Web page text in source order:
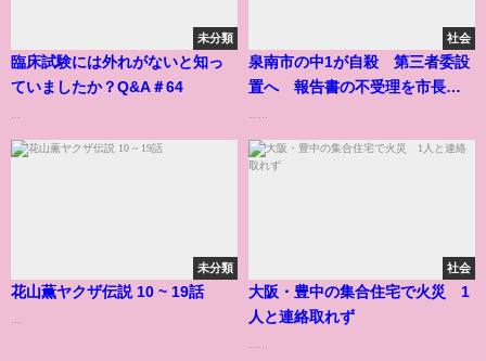
未分類
臨床試験には外れがないと知っ
ていましたか？Q&A＃64
社会
泉南市の中1が自殺 第三者委設
置へ 報告書の不受理を市長が
未分類
花山薫ヤクザ伝説 10 ~ 19話
社会
大阪・豊中の集合住宅で火災 1
人と連絡取れず